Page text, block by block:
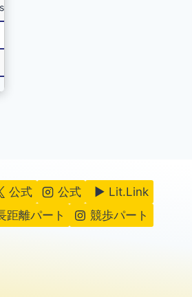
Track＆Field Championships
公式 公式
▶ Lit.Link
距離パート
競歩パート